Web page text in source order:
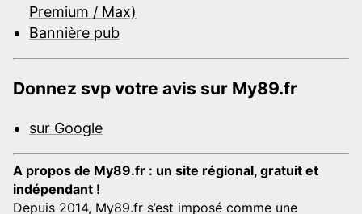
Premium / Max)
Bannière pub
Donnez svp votre avis sur My89.fr
sur Google
A propos de My89.fr : un site régional, gratuit et
indépendant !
Depuis 2014, My89.fr s’est imposé comme une